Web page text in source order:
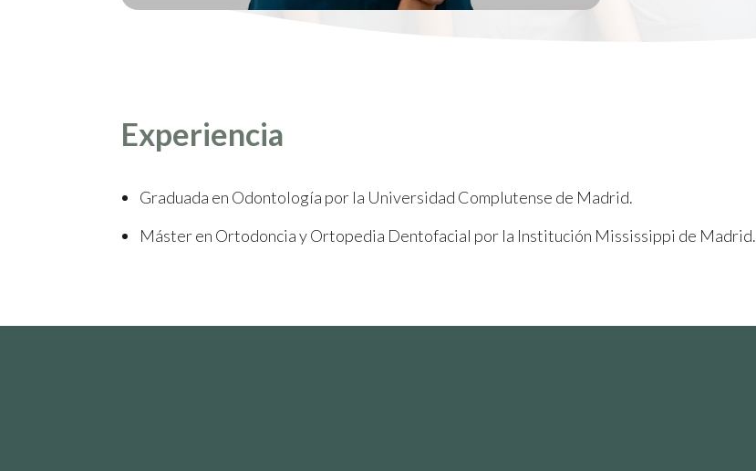
Experiencia
Graduada en Odontología por la Universidad Complutense de Madrid.
Máster en Ortodoncia y Ortopedia Dentofacial por la Institución Mississippi de Madrid.